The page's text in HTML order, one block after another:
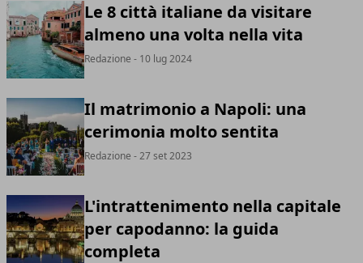
Le 8 città italiane da visitare
almeno una volta nella vita
Redazione - 10 lug 2024
Il matrimonio a Napoli: una
cerimonia molto sentita
Redazione - 27 set 2023
L'intrattenimento nella capitale
per capodanno: la guida
completa